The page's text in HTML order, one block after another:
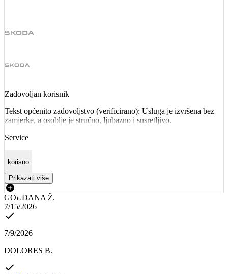
Zadovoljan korisnik
Tekst općenito zadovoljstvo (verificirano): Usluga je izvršena bez
zamjerke, a osoblje je stručno, ljubazno i susretljivo.
Service
korisno
Prikazati više
GORDANA Ž.
7/15/2026
7/9/2026
DOLORES B.